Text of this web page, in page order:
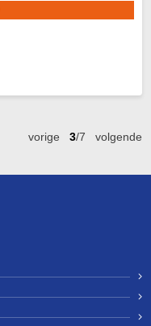
vorige 3/7volgende